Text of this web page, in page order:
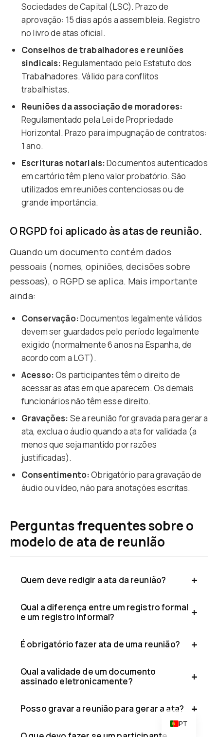
Sociedades de Capital (LSC). Prazo de
aprovação: 15 dias após a assembleia. Registro
no livro de atas oficial.
Conselhos de trabalhadores e reuniões
sindicais: Regulamentado pelo Estatuto dos
Trabalhadores. Válido para conflitos
trabalhistas.
Reuniões da associação de moradores:
Regulamentado pela Lei de Propriedade
Horizontal. Prazo para impugnação de contratos:
1 ano.
Escrituras notariais:Documentos autenticados
em cartório têm pleno valor probatório. São
utilizados em reuniões contenciosas ou de
grande importância.
O RGPD foi aplicado às atas de reunião.
Quando um documento contém dados
pessoais (nomes, opiniões, decisões sobre
pessoas), o RGPD se aplica. Mais importante
ainda:
Conservação:Documentos legalmente válidos
devem ser guardados pelo período legalmente
exigido (normalmente 6 anos na Espanha, de
acordo com a LGT).
Acesso:Os participantes têm o direito de
acessar as atas em que aparecem. Os demais
funcionários não têm esse direito.
Gravações: Se a reunião for gravada para gerar a
ata, exclua o áudio quando a ata for validada (a
menos que seja mantido por razões
justificadas).
Consentimento:Obrigatório para gravação de
áudio ou vídeo, não para anotações escritas.
Perguntas frequentes sobre o
modelo de ata de reunião
Quem deve redigir a ata da reunião?
Qual a diferença entre um registro formal
e um registro informal?
É obrigatório fazer ata de uma reunião?
Qual a validade de um documento
assinado eletronicamente?
Posso gravar a reunião para gerar a ata?
PT
ES
IT